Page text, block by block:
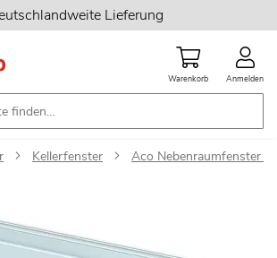
Lieferung
Warenkorb Anmelden
Kellerfenster Aco Nebenraumfenster